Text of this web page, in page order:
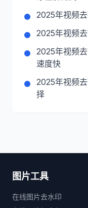
2025年视频
2025年视频
2025年视频
速度快
2025年视频
择
图片工具
在线图片去水印